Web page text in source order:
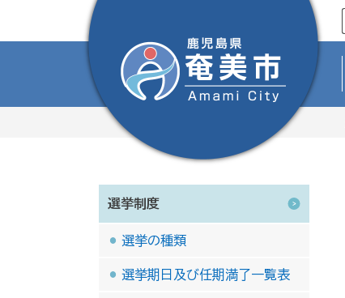
選挙制度
選挙の種類
選挙期日及び任期満了一覧表